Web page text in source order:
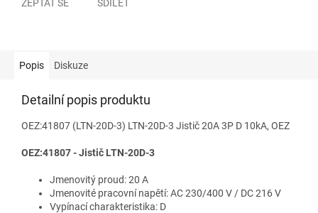
ZEPTAT SE SDÍLET
Popis Diskuze
Detailní popis produktu
OEZ:41807 (LTN-20D-3) LTN-20D-3 Jistič 20A 3P D 10kA, OEZ
OEZ:41807 - Jistič LTN-20D-3
Jmenovitý proud: 20 A
Jmenovité pracovní napětí: AC 230/400 V / DC 216 V
Vypínací charakteristika: D